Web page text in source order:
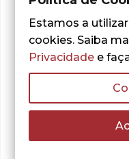
John Mearsheimer
Estamos a
cookies. Saiba
Privacidade e